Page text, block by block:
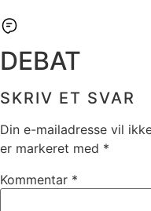
DEBAT
SKRIV ET SVAR
Din e-mailadresse vil
er markeret med *
Kommentar *